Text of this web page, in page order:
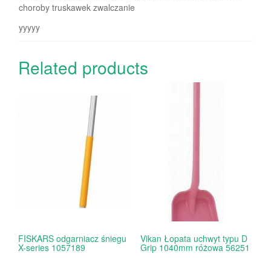
choroby truskawek zwalczanie
yyyyy
Related products
FISKARS odgarniacz śniegu
X-series 1057189
Vikan Łopata uchwyt typu D
Grip 1040mm różowa 56251